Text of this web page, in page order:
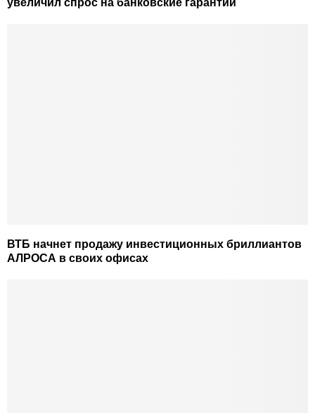
увеличил спрос на банковские гарантии
ВТБ начнет продажу инвестиционных бриллиантов
АЛРОСА в своих офисах